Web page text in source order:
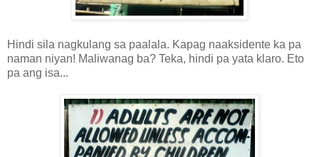
Hindi sila nagkulang sa paalala. Kapag naaksidente ka pa
naman niyan! Maliwanag ba? Teka, hindi pa yata klaro. Eto
pa ang isa...